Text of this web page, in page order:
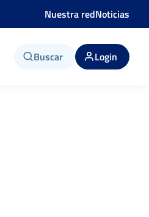
Nuestra redNoticias
Buscar Login